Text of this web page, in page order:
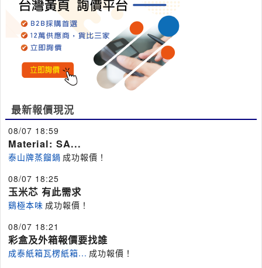
最新報價現況
08/07 18:59
Material: SA...
泰山牌蒸餾鍋 成功報價！
08/07 18:25
玉米芯 有此需求
鷄極本味 成功報價！
08/07 18:21
彩盒及外箱報價要找誰
成泰紙箱瓦楞紙箱... 成功報價！